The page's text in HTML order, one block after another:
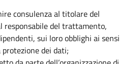
consulenza al titolare del
del trattamento,
sui loro obblighi ai sensi
dei dati;